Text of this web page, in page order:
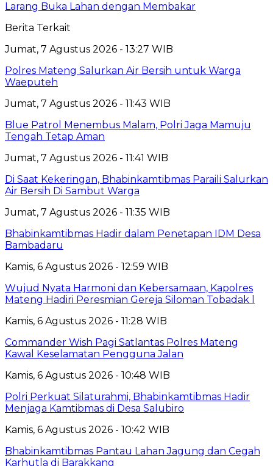
Larang Buka Lahan dengan Membakar
Berita Terkait
Jumat, 7 Agustus 2026 - 13:27 WIB
Polres Mateng Salurkan Air Bersih untuk Warga
Waeputeh
Jumat, 7 Agustus 2026 - 11:43 WIB
Blue Patrol Menembus Malam, Polri Jaga Mamuju
Tengah Tetap Aman
Jumat, 7 Agustus 2026 - 11:41 WIB
Di Saat Kekeringan, Bhabinkamtibmas Paraili Salurkan
Air Bersih Di Sambut Warga
Jumat, 7 Agustus 2026 - 11:35 WIB
Bhabinkamtibmas Hadir dalam Penetapan IDM Desa
Bambadaru
Kamis, 6 Agustus 2026 - 12:59 WIB
Wujud Nyata Harmoni dan Kebersamaan, Kapolres
Mateng Hadiri Peresmian Gereja Siloman Tobadak l
Kamis, 6 Agustus 2026 - 11:28 WIB
Commander Wish Pagi Satlantas Polres Mateng
Kawal Keselamatan Pengguna Jalan
Kamis, 6 Agustus 2026 - 10:48 WIB
Polri Perkuat Silaturahmi, Bhabinkamtibmas Hadir
Menjaga Kamtibmas di Desa Salubiro
Kamis, 6 Agustus 2026 - 10:42 WIB
Bhabinkamtibmas Pantau Lahan Jagung dan Cegah
Karhutla di Barakkang